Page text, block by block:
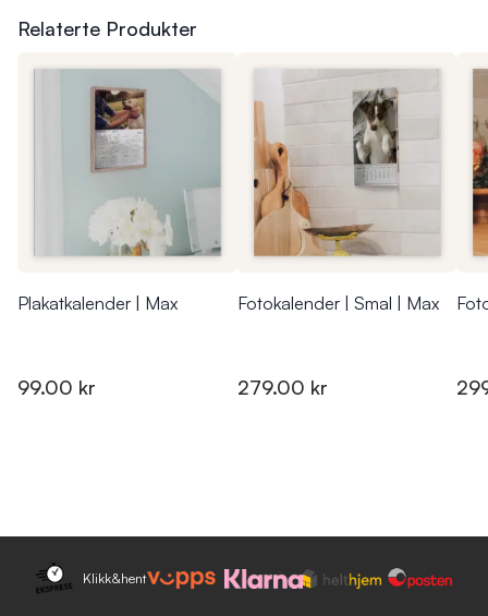
Relaterte Produkter
Plakatkalender | Max
99.00 kr
Fotokalender | Smal | Max
279.00 kr
Klikk&hent